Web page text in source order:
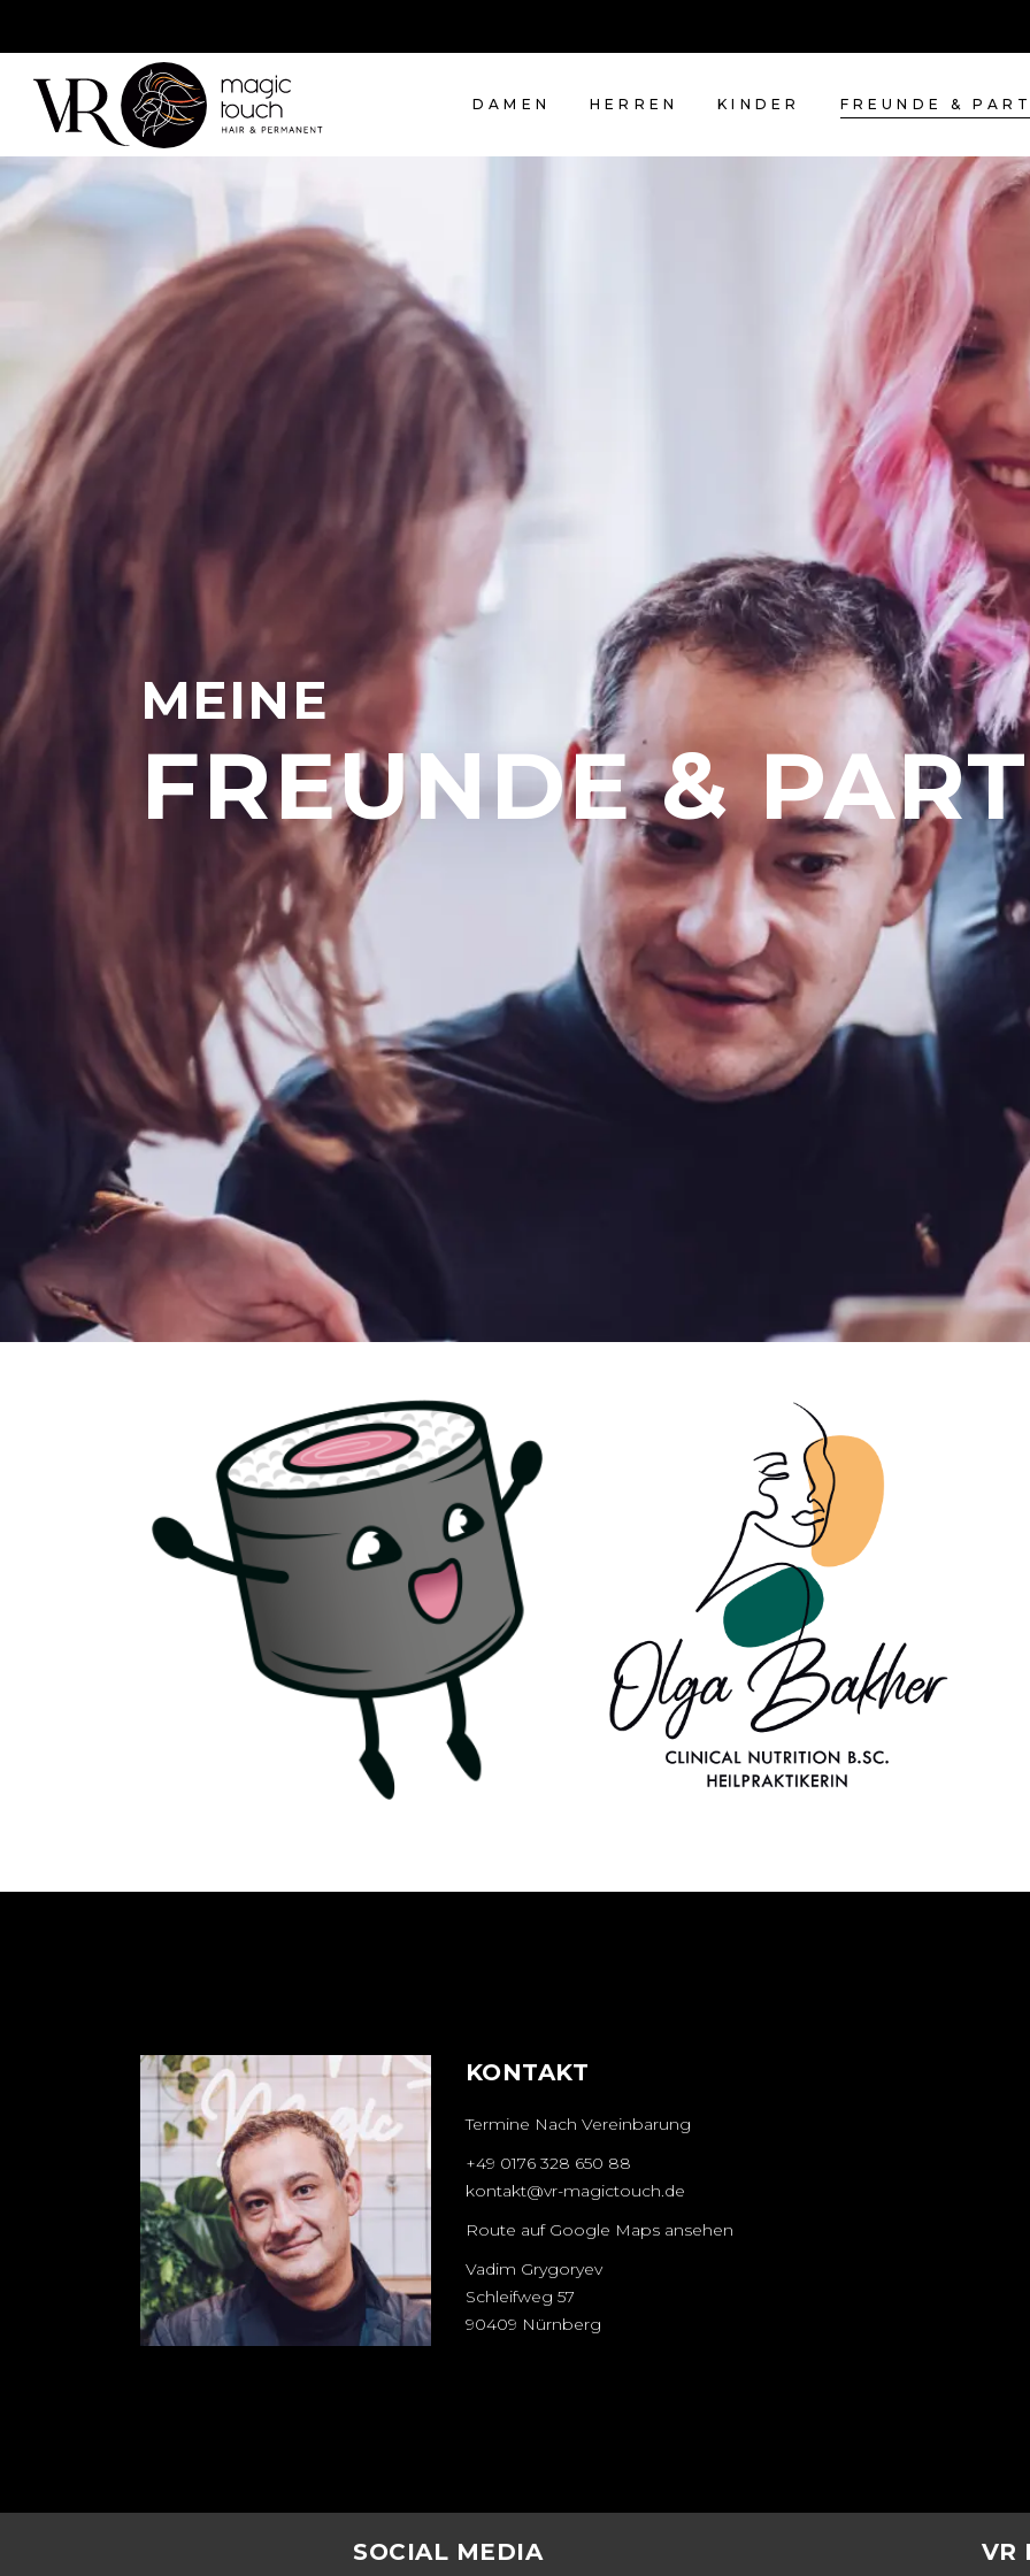
DAMEN HERREN KINDER FREUNDE &
MEINE
FREUNDE &
Maki IT
Maki IT bietet dir Hosting von
Websites, sowie E-Mail und
Groupware, Beratung,
Training, Managed Services
und weitere IT-
Dienstleistungen an.
Praxis Olga
Bakher
Alles rund um ästhetische
Behandlungen,
Unterspritzungen & LPG
Endermologie.
Schleifweg
57, 90409, Nürnberg
+49 (0)
17634589928 Webseite: www.pr
KONTAKT
Termine Nach Vereinbarung
+49 0176 328 650 88
kontakt@vr-magictouch.de
Route auf Google Maps ansehen
Vadim Grygoryev
Schleifweg 57
90409 Nürnberg
SOCIAL MEDIA VR